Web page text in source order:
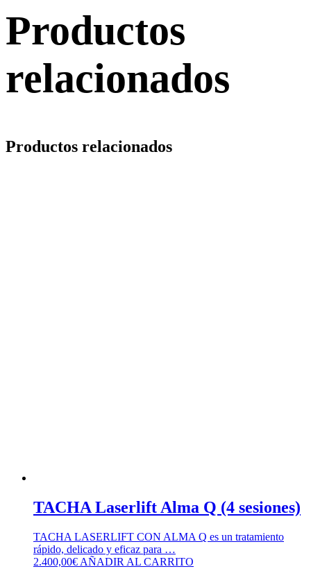
Productos
relacionados
Productos relacionados
TACHA Laserlift Alma Q (4 sesiones)
TACHA LASERLIFT CON ALMA Q es un tratamiento
rápido, delicado y eficaz para …
2.400,00€ AÑADIR AL CARRITO